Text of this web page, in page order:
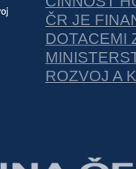
ČR JE
DOTACEMI
ROZVOJ A